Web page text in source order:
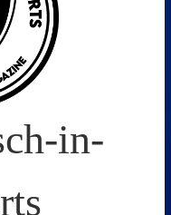
in-